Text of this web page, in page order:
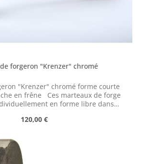
forgeron "Krenzer" chromé
"Krenzer" chromé forme courte
marteaux de forge
en forme libre dans
encore en production dans la vallée
Prix régulier :
120,00 €